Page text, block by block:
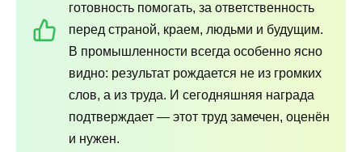
готовность помогать, за ответственность
перед страной, краем, людьми и будущим.
В промышленности всегда особенно ясно
видно: результат рождается не из громких
слов, а из труда. И сегодняшняя награда
подтверждает — этот труд замечен, оценён
и нужен.